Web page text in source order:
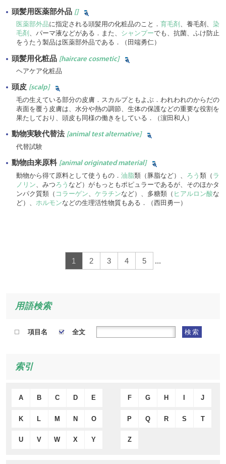
頭髪用医薬部外品 []
医薬部外品に指定される頭髪用の化粧品のこと． 育毛剤 、養毛剤、 染
毛剤 、パーマ液などがある．また、 シャンプーでも、抗菌、ふけ防止
をうたう製品は医薬部外品である．（田端勇仁）
頭髪用化粧品 [haircare cosmetic]
ヘアケア化粧品
頭皮 [scalp]
毛の生えている部分の皮膚．スカルプともよぶ．われわれのからだの
表面を覆う皮膚は、水分や熱の調節、生体の保護などの重要な役割を
果たしており、頭皮も同様の働きをしている．（濵田和人）
動物実験代替法 [animal test alternative]
代替試験
動物由来原料 [animal originated material]
動物から得て原料として使うもの． 油脂類（豚脂など）、 ろう 類（ ラ
ノリン 、みつろう など）がもっともポピュラーであるが、そのほかタ
ンパク質類（ コラーゲン ケラチンなど）、多糖類（ ヒアルロン酸な
ど）、 ホルモンなどの生理活性物質もある．（西田勇一）
1 2 3 4 5 ...
用語検索
項目名 全文 検索
索引
A B C D E F G H J
K L M N O P Q R S T
U V W X Y Z